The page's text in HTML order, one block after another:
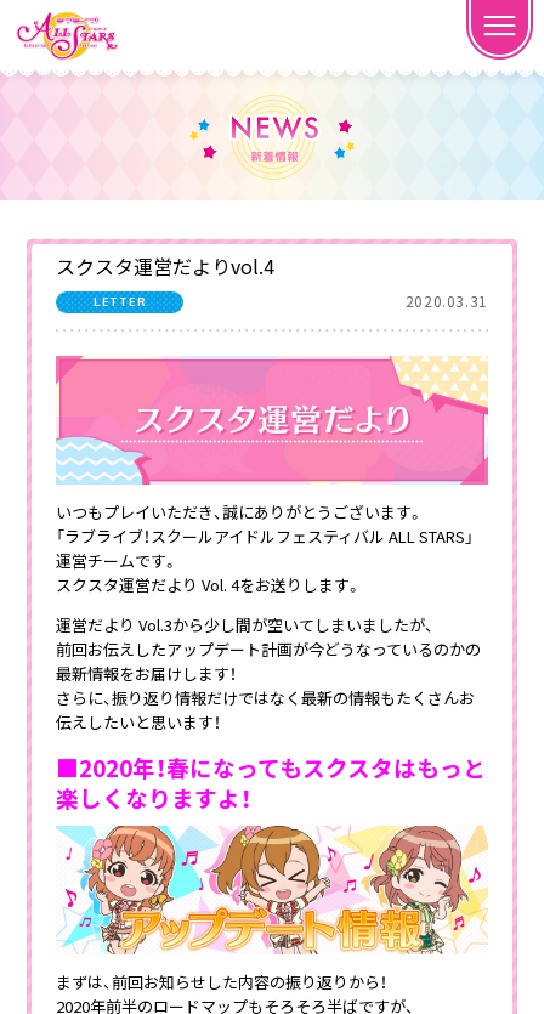
スクスタ運営だよりvol.4
LETTER 2020.03.31
いつもプレイいただき、誠にありがとうございます。
「ラブライブ！スクールアイドルフェスティバル ALL STARS」
運営チームです。
スクスタ運営だより Vol. 4をお送りします。
運営だより Vol.3から少し間が空いてしまいましたが、
前回お伝えしたアップデート計画が今どうなっているのかの
最新情報をお届けします！
さらに、振り返り情報だけではなく最新の情報もたくさんお
伝えしたいと思います！
■2020年！春になってもスクスタはもっと
楽しくなりますよ！
まずは、前回お知らせした内容の振り返りから！
2020年前半のロードマップもそろそろ半ばですが、